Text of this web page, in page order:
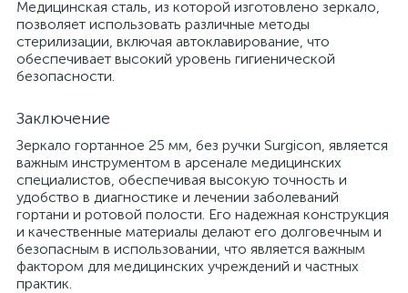
Медицинская сталь, из которой изготовлено зеркало,
позволяет использовать различные методы
стерилизации, включая автоклавирование, что
обеспечивает высокий уровень гигиенической
безопасности.
Заключение
Зеркало гортанное 25 мм, без ручки Surgicon, является
важным инструментом в арсенале медицинских
специалистов, обеспечивая высокую точность и
удобство в диагностике и лечении заболеваний
гортани и ротовой полости. Его надежная конструкция
и качественные материалы делают его долговечным и
безопасным в использовании, что является важным
фактором для медицинских учреждений и частных
практик.